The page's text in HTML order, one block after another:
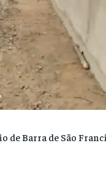
de Barra de São